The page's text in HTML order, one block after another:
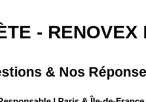
- RENOVEX
& Nos